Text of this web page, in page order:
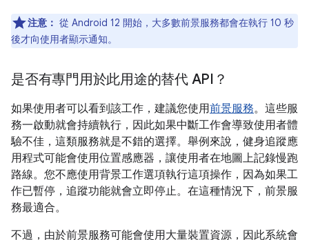
注意： 從 Android 12 開始，大多數前景服務都會在執行 10 秒
後才向使用者顯示通知。
是否有專門用於此用途的替代 API？
如果使用者可以看到該工作，建議您使用前景服務。這些服
務一啟動就會持續執行，因此如果中斷工作會導致使用者體
驗不佳，這類服務就是不錯的選擇。舉例來說，健身追蹤應
用程式可能會使用位置感應器，讓使用者在地圖上記錄慢跑
路線。您不應使用背景工作選項執行這項操作，因為如果工
作已暫停，追蹤功能就會立即停止。在這種情況下，前景服
務最適合。
不過，由於前景服務可能會使用大量裝置資源，因此系統會